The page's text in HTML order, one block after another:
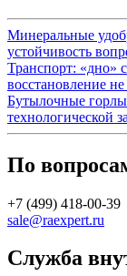
Минеральные
устойчивость
Транспорт: «дно»
восстановление
Бутылочные
технологической
По
+7 (499) 418-00-39
sale@raexpert.ru
Служба